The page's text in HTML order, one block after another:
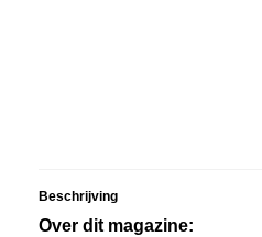
Beschrijving
Over dit magazine: